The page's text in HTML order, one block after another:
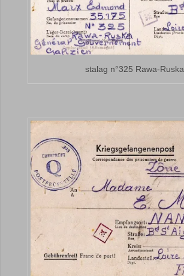
stalag n°325 Rawa-Ruska